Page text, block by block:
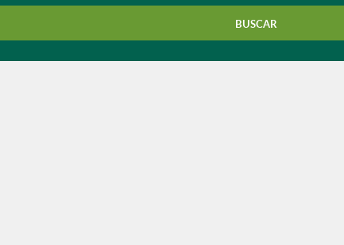
BUSCAR